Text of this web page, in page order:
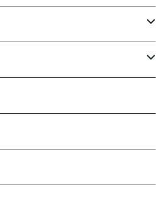
】（在庫ありのみ絞込）
】（在庫ありのみ絞込）
（在庫ありのみ絞込）
庫ありのみ絞込）